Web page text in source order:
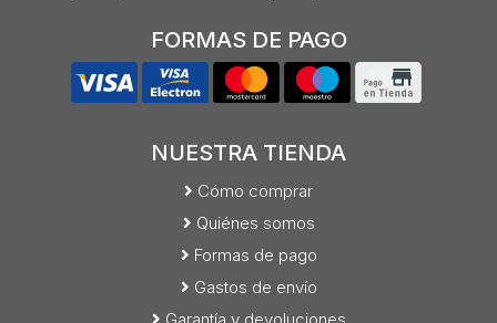
FORMAS DE PAGO
NUESTRA TIENDA
Cómo comprar
Quiénes somos
Formas de pago
Gastos de envío